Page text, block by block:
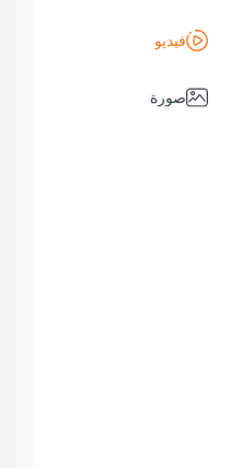
فيديو
صورة